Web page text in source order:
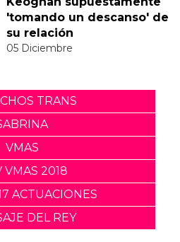
'tomando un descanso' de
su relación
05 Diciembre
TRANS
VMAS
VMAS 2018
ACTUACIONES
DEL REY